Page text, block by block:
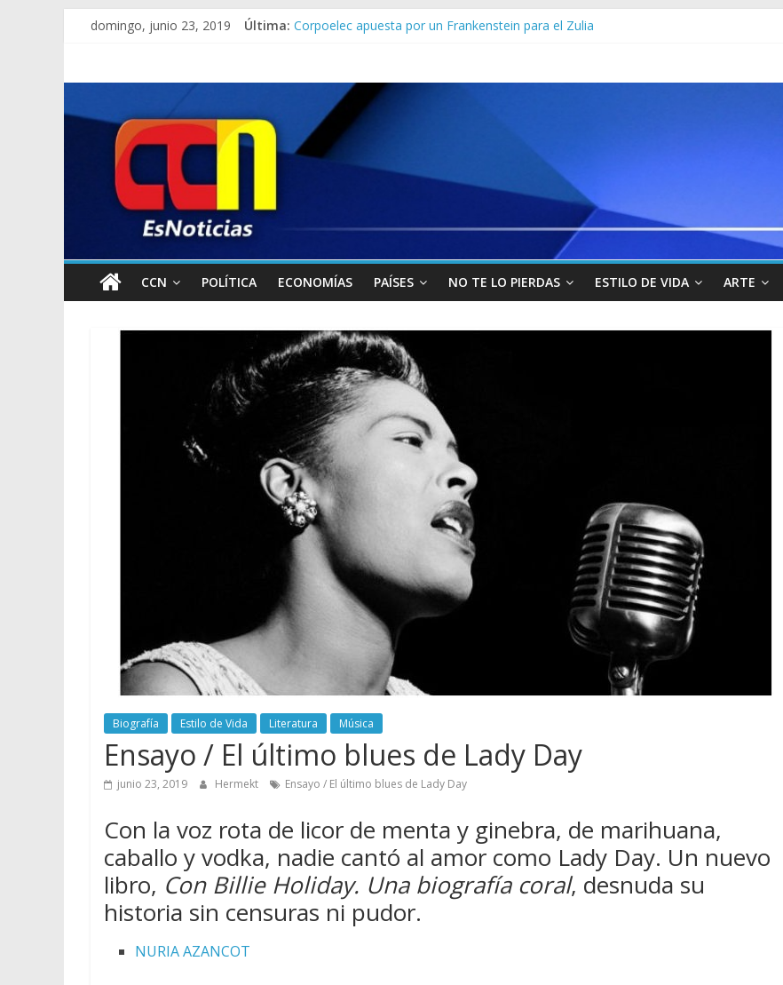
domingo, junio 23, 2019 Última: Corpoelec apuesta por un Frankenstein para el Zulia
Detuvieron a dos venezolanos en Colombia por robarse un taxi
Lo que se sabe de los militares y funcionarios del Cicpc detenidos en las últimas horas
CCN POLÍTICA ECONOMÍAS PAÍSES NO TE LO PIERDAS ESTILO DE VIDA ARTE
Biografía Estilo de Vida Literatura Música
Ensayo / El último blues de Lady Day
junio 23, 2019 Hermekt Ensayo / El último blues de Lady Day
Con la voz rota de licor de menta y ginebra, de marihuana,
caballo y vodka, nadie cantó al amor como Lady Day. Un nuevo
libro, Con Billie Holiday. Una biografía coral, desnuda su
historia sin censuras ni pudor.
NURIA AZANCOT